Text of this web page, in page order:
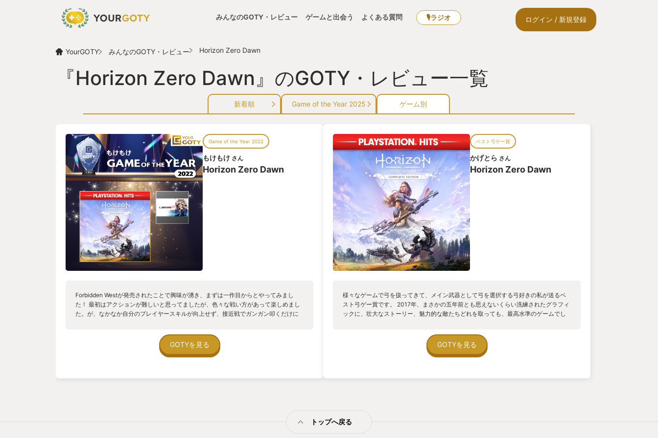
みんなのGOTY・レビュー ゲームと出会う よくある質問 🎙ラジオ ログイン / 新規登録
YourGOTY みんなのGOTY・レビュー Horizon Zero Dawn
『Horizon Zero Dawn』のGOTY・レビュー一覧
新着順 Game of the Year 2025 ゲーム別
Game of the Year 2022
もけもけ さん
Horizon Zero Dawn
Forbidden Westが発売されたことで興味が湧き、まずは一作目からとやってみまし
た！ 最初はアクションが難しいと思ってましたが、色々な戦い方があって楽しめまし
た。が、なかなか自分のプレイヤースキルが向上せず、接近戦でガンガン叩くだけに
感が増しました。 ストーリーは深かったです。感動的でした。あんな未来が本当に待
っているのかも。。。？ Forbidden Westも早くやりたいですが、他が詰まって
GOTYを見る
ベスト弓ゲー賞
かげとら さん
Horizon Zero Dawn
様々なゲームで弓を扱ってきて、メイン武器として弓を選択する弓好きの私が送るベ
スト弓ゲー賞です。 2017年、まさかの五年前とも思えないくらい洗練されたグラフィ
ックに、壮大なストーリー、魅力的な敵たちどれを取っても、最高水準のゲームでし
GOTYを見る
トップへ戻る